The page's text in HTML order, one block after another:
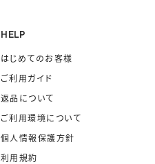
HELP
はじめてのお客様
ご利用ガイド
返品について
ご利用環境について
個人情報保護方針
利用規約